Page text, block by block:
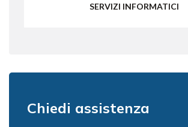
SERVIZI INFORMATICI
Chiedi assistenza